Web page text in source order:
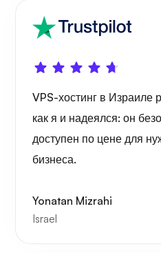
Плейтюб
Портейнер
VPS-хостинг в Израиле
как я и надеялся: он
доступен по цене для
бизнеса.
Yonatan Mizrahi
Israel